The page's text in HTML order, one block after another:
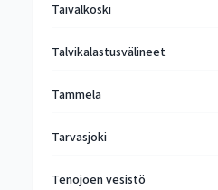
Taivalkoski
Talvikalastusvälineet
Tammela
Tarvasjoki
Tenojoen vesistö